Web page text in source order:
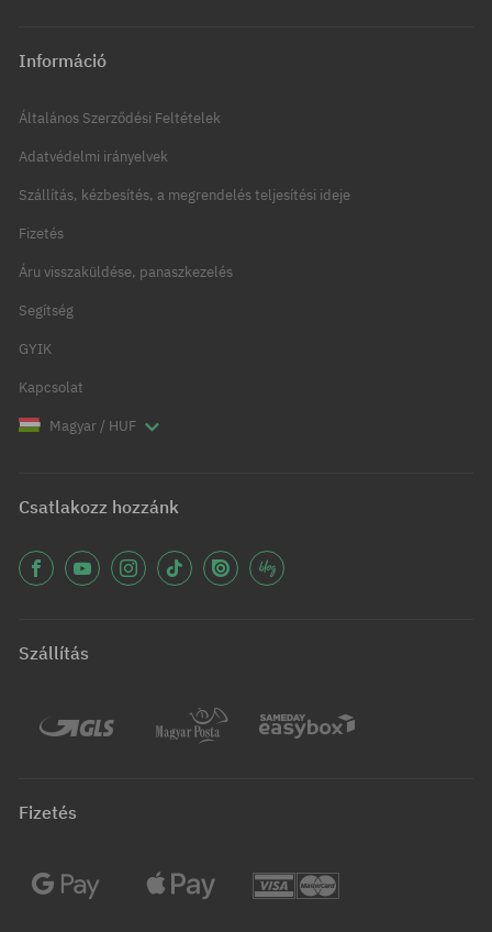
Információ
Általános Szerződési Feltételek
Adatvédelmi irányelvek
Szállítás, kézbesítés, a megrendelés teljesítési ideje
Fizetés
Áru visszaküldése, panaszkezelés
Segítség
GYIK
Kapcsolat
Magyar / HUF
Csatlakozz hozzánk
Szállítás
Fizetés